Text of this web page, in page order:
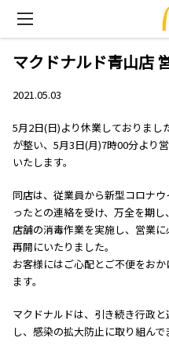
マクドナルド青山店
2021.05.03
5月2日(日)より休業しておりま
が整い、5月3日(月)7時00分より
いたします。
同店は、従業員から新型コロナ
ったとの連絡を受け、万全を期
店舗の消毒作業を実施し、営業
再開にいたりました。
お客様にはご心配とご不便をお
ます。
マクドナルドは、引き続き行政
し、感染の拡大防止に取り組んで